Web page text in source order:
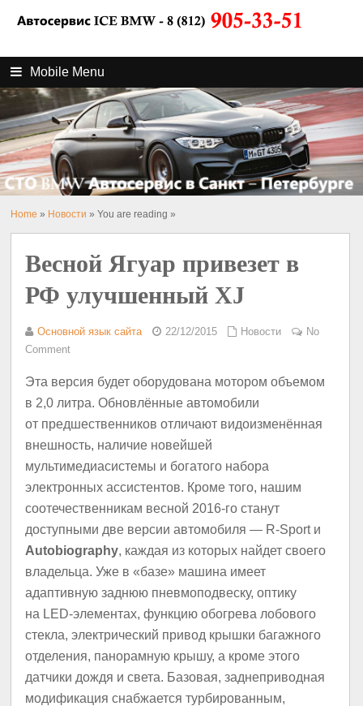
Mobile Menu
Home » Новости » You are reading »
Весной Ягуар привезет в
РФ улучшенный XJ
Основной язык сайта 22/12/2015 Новости
No
Comment
Эта версия будет оборудована мотором объемом
в 2,0 литра. Обновлённые автомобили
от предшественников отличают видоизменённая
внешность, наличие новейшей
мультимедиасистемы и богатого набора
электронных ассистентов. Кроме того, нашим
соотечественникам весной 2016-го станут
доступными две версии автомобиля — R-Sport и
Autobiography, каждая из которых найдет своего
владельца. Уже в «базе» машина имеет
адаптивную заднюю пневмоподвеску, оптику
на LED-элементах, функцию обогрева лобового
стекла, электрический привод крышки багажного
отделения, панорамную крышу, а кроме этого
датчики дождя и света. Базовая, заднеприводная
модификация снабжается турбированным,